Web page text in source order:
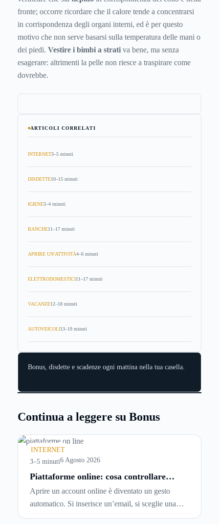
fronte; occorre ricordare che il calore tende a concentrarsi
in corrispondenza degli organi interni, ed è per questo
motivo che non serve basarsi sulla temperatura delle mani o
dei piedi. Vestire i bimbi a strati va bene, ma senza
esagerare: altrimenti la pelle non riesce a traspirare come
dovrebbe.
ARTICOLI CORRELATI
INTERNET3–5 minuti
DISDETTE10–15 minuti
IGIENE3–4 minuti
BANCHE11–17 minuti
APRIRE UN'ATTIVITÀ4–6 minuti
ELETTRODOMESTICI11–17 minuti
VACANZE12–18 minuti
AUTOVEICOLI13–19 minuti
Bonus, disdette e scadenze ogni mattina nella tua casella.
Continua a leggere su Bonus
INTERNET
3–5 minuti6 Agosto 2026
Piattaforme online: cosa controllare
prima di iscriversi e usare servizi in
tempo reale
Aprire un account online è diventato un gesto
automatico. Si inserisce un’email, si sceglie una
password, si accetta una serie di condizioni senza